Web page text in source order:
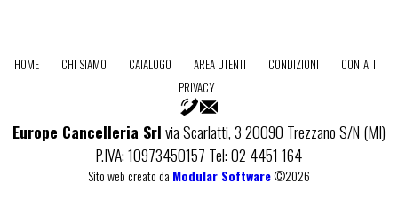
HOME CHI SIAMO CATALOGO AREA UTENTI CONDIZIONI
CONTATTI
PRIVACY
Europe Cancelleria Srlvia Scarlatti, 3 20090 Trezzano S/N (MI)
P.IVA: 10973450157 Tel: 02 4451 164
Sito web creato da Modular Software©2026